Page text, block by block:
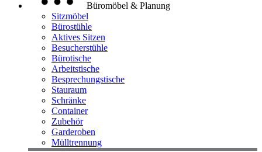
Büromöbel & Planung
Sitzmöbel
Bürostühle
Aktives Sitzen
Besucherstühle
Bürotische
Arbeitstische
Besprechungstische
Stauraum
Schränke
Container
Zubehör
Garderoben
Mülltrennung